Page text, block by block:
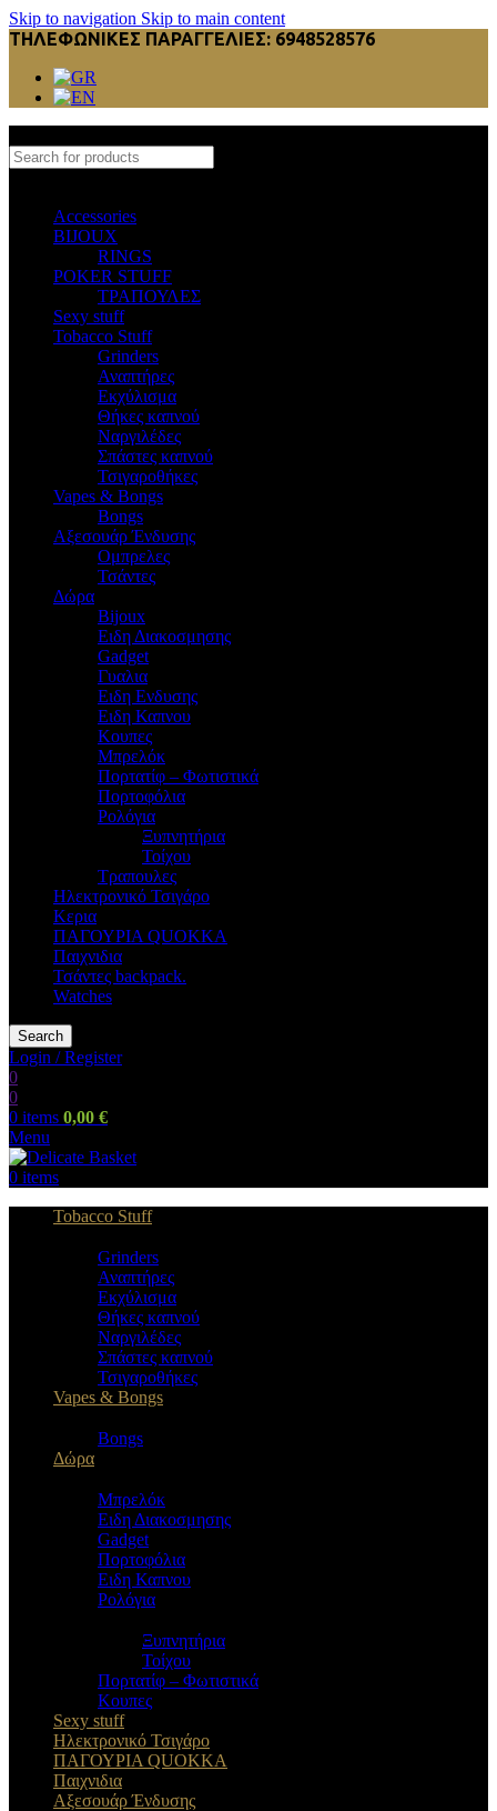
Skip to navigation Skip to main content
ΤΗΛΕΦΩΝΙΚΕΣ ΠΑΡΑΓΓΕΛΙΕΣ: 6948528576
Accessories
BIJOUX
RINGS
POKER STUFF
ΤΡΑΠΟΥΛΕΣ
Sexy stuff
Tobacco Stuff
Grinders
Αναπτήρες
Εκχύλισμα
Θήκες καπνού
Ναργιλέδες
Σπάστες καπνού
Τσιγαροθήκες
Vapes & Bongs
Bongs
Αξεσουάρ Ένδυσης
Oμπρελες
Τσάντες
Δώρα
Bijoux
Eιδη Διακοσμησης
Gadget
Γυαλια
Ειδη Ενδυσης
Ειδη Καπνου
Κουπες
Μπρελόκ
Πορτατίφ – Φωτιστικά
Πορτοφόλια
Ρολόγια
Ξυπνητήρια
Τοίχου
Τραπουλες
Ηλεκτρονικό Τσιγάρο
Κερια
ΠΑΓΟΥΡΙΑ QUOKKA
Παιχνιδια
Τσάντες backpack.
Watches
Search
Login / Register
0
0
0 items 0,00 €
Menu
0 items
Tobacco Stuff
Grinders
Αναπτήρες
Εκχύλισμα
Θήκες καπνού
Ναργιλέδες
Σπάστες καπνού
Τσιγαροθήκες
Vapes & Bongs
Bongs
Δώρα
Μπρελόκ
Eιδη Διακοσμησης
Gadget
Πορτοφόλια
Ειδη Καπνου
Ρολόγια
Ξυπνητήρια
Τοίχου
Πορτατίφ – Φωτιστικά
Κουπες
Sexy stuff
Ηλεκτρονικό Τσιγάρο
ΠΑΓΟΥΡΙΑ QUOKKA
Παιχνιδια
Αξεσουάρ Ένδυσης